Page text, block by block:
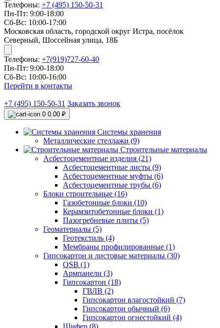
Телефоны: +7 (495) 150-50-31
Пн-Пт: 9:00-18:00
Сб-Вс: 10:00-17:00
Московская область, городской округ Истра, посёлок
Северный, Шоссейная улица, 18Б
Телефоны: +7(919)727-60-40
Пн-Пт: 9:00-18:00
Сб-Вс: 10:00-16:00
Перейти в контакты
+7 (495) 150-50-31 Заказать звонок
0 0.00 ₽
Системы хранения
Металлические стеллажи (9)
Строительные материалы
Асбестоцементные изделия (21)
Асбестоцементные листы (9)
Асбестоцементные муфты (6)
Асбестоцементные трубы (6)
Блоки строительные (16)
Газобетонные блоки (10)
Керамзитобетонные блоки (1)
Пазогребневые плиты (5)
Геоматериалы (5)
Геотекстиль (4)
Мембраны профилированные (1)
Гипсокартон и листовые материалы (30)
OSB (1)
Армпанели (3)
Гипсокартон (18)
ГВЛВ (2)
Гипсокартон влагостойкий (7)
Гипсокартон обычный (6)
Гипсокартон огнестойкий (4)
Шифер (8)